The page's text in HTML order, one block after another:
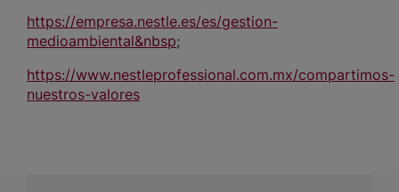
https://empresa.nestle.es/es/gestion-
medioambiental&nbsp;
https://www.nestleprofessional.com.mx/compartimos-
nuestros-valores